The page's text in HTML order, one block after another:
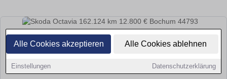
Alle Cookies akzeptieren Alle Cookies ablehnen
Einstellungen Datenschutzerklärung